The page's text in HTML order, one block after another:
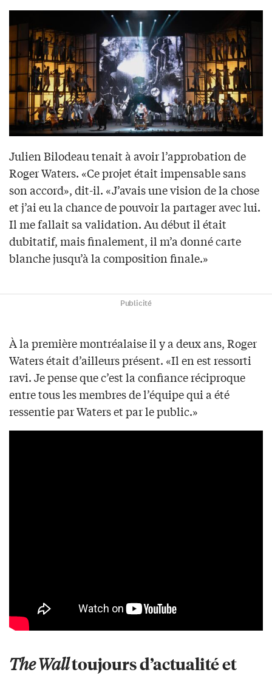
Julien Bilodeau tenait à avoir l’approbation de
Roger Waters. «Ce projet était impensable sans
son accord», dit-il. «J’avais une vision de la chose
et j’ai eu la chance de pouvoir la partager avec lui.
Il me fallait sa validation. Au début il était
dubitatif, mais finalement, il m’a donné carte
blanche jusqu’à la composition finale.»
Publicité
À la première montréalaise il y a deux ans, Roger
Waters était d’ailleurs présent. «Il en est ressorti
ravi. Je pense que c’est la confiance réciproque
entre tous les membres de l’équipe qui a été
ressentie par Waters et par le public.»
The Walltoujours d’actualité et